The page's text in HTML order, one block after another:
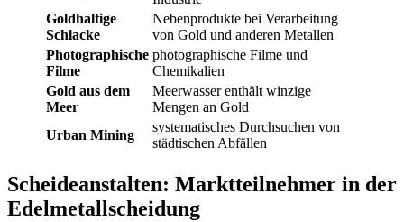
Goldhaltige
Schlacke
Nebenprodukte bei Verarbeitung
von Gold und anderen Metallen
Photographische
Filme
photographische Filme und
Chemikalien
Gold aus dem
Meer
Meerwasser enthält winzige
Mengen an Gold
Urban Mining
systematisches Durchsuchen von
städtischen Abfällen
Scheideanstalten: Marktteilnehmer in der
Edelmetallscheidung